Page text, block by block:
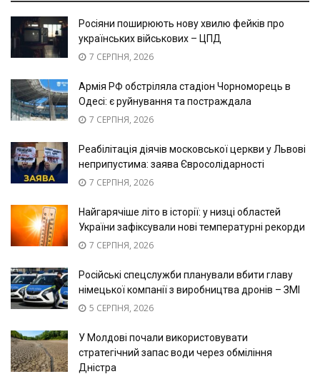
Росіяни поширюють нову хвилю фейків про
українських військових – ЦПД
7 СЕРПНЯ, 2026
Армія РФ обстріляла стадіон Чорноморець в
Одесі: є руйнування та постраждала
7 СЕРПНЯ, 2026
Реабілітація діячів московської церкви у Львові
неприпустима: заява Євросолідарності
7 СЕРПНЯ, 2026
Найгарячіше літо в історії: у низці областей
України зафіксували нові температурні рекорди
7 СЕРПНЯ, 2026
Російські спецслужби планували вбити главу
німецької компанії з виробництва дронів – ЗМІ
5 СЕРПНЯ, 2026
У Молдові почали використовувати
стратегічний запас води через обміління
Дністра